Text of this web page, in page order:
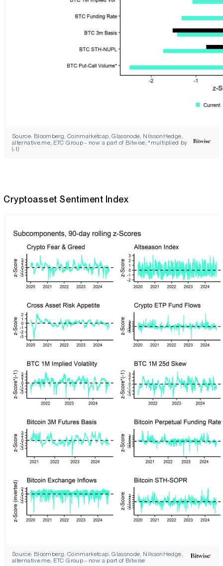
Source: Bloomberg, Coinmarketcap, Glassnode, NilssonHedge,
alternative.me, ETC Group - now a part of Bitwise; *multiplied by
(-1)
Cryptoasset Sentiment Index
Source: Bloomberg, Coinmarketcap, Glassnode, NilssonHedge,
alternative.me, ETC Group - now a part of Bitwise